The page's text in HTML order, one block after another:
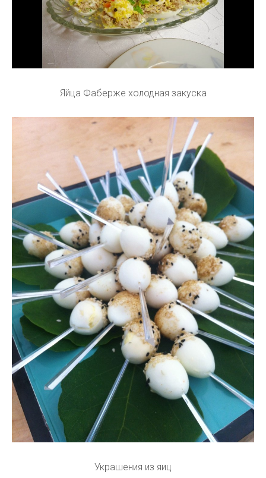
Яйца Фаберже холодная закуска
Украшения из яиц